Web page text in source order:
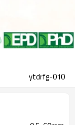
ytdrfg-010